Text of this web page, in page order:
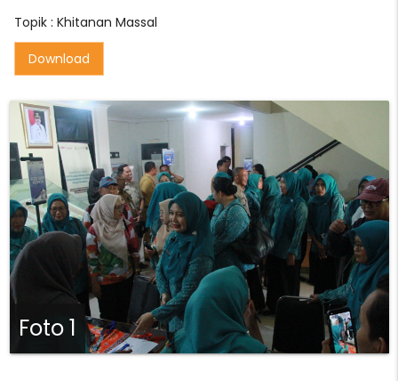
Topik : Khitanan Massal
Download
Foto 1